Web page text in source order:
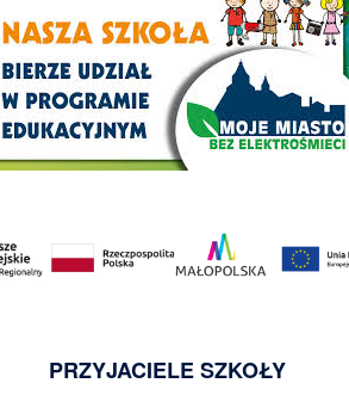
PRZYJACIELE SZKOŁY